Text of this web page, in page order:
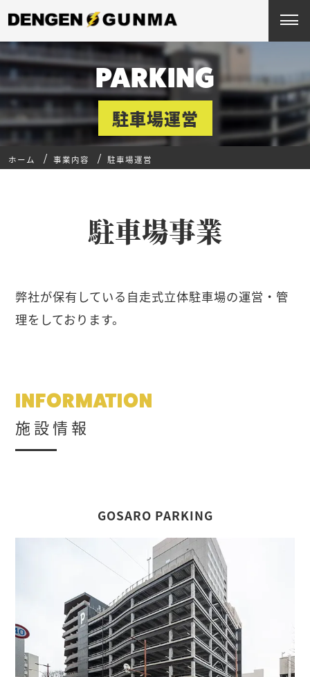
PARKING
駐車場運営
ホーム 事業内容 駐車場運営
駐車場事業
弊社が保有している自走式立体駐車場の運営・管
理をしております。
INFORMATION
施設情報
GOSARO PARKING